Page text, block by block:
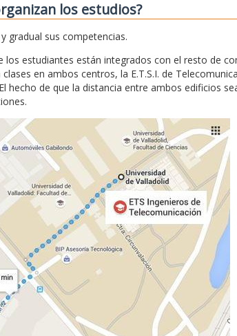
los estudios?
gradual sus competencias.
estudiantes están integrados con el resto de
en ambos centros, la E.T.S.I. de
hecho de que la distancia entre ambos edificios